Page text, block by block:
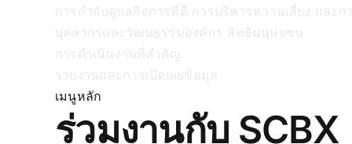
การกำกับดูแลกิจการที่ดี การบริหารความเสี่ยง และ
บุคลากรและวัฒนธรรมองค์กร สิทธิมนุษยชน
การดำเนินงานที่สำคัญ
รายงานและการเปิดเผยข้อมูล
เมนูหลัก
ร่วมงานกับ SCBX